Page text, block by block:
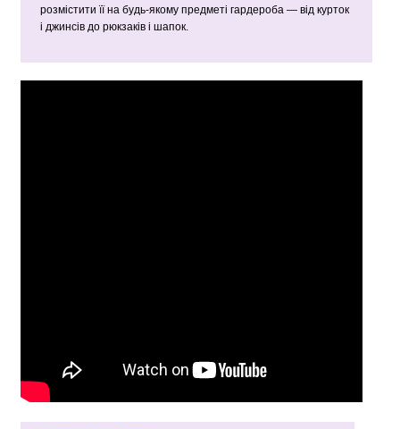
розмістити її на будь-якому предметі гардероба — від курток
і джинсів до рюкзаків і шапок.